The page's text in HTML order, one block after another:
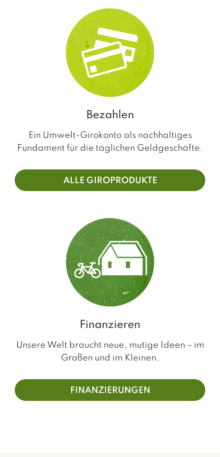
Bezahlen
Ein Umwelt-Girokonto als nachhaltiges
Fundament für die täglichen Geldgeschäfte.
ALLE GIROPRODUKTE
Finanzieren
Unsere Welt braucht neue, mutige Ideen – im
Großen und im Kleinen.
FINANZIERUNGEN